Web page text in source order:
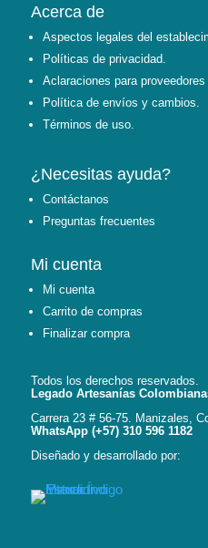
Acerca de
Aspectos legales del
Políticas de privacidad.
Aclaraciones para proveedores
Política de envíos y cambios.
Términos de uso.
¿Necesitas ayuda?
Contáctanos
Preguntas frecuentes
Mi cuenta
Mi cuenta
Carrito de compras
Finalizar compra
Todos los derechos reservados.
Legado Artesanías
Carrera 23 # 56-75. Manizales,
WhatsApp (+57) 310 596 1182
Diseñado y desarrollado por: